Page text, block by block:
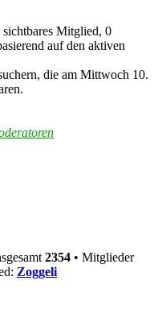
Mitglied, 0
auf den aktiven
die am Mittwoch 10.
2354 • Mitglieder
Zoggeli